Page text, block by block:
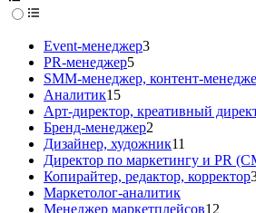
Event-менеджер3
PR-менеджер5
SMM-менеджер, контент-
Аналитик15
Арт-директор, креативный
Бренд-менеджер2
Дизайнер, художник11
Директор по маркетингу и PR
Копирайтер, редактор, корректор
Маркетолог-аналитик
Менеджер маркетплейсов12